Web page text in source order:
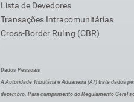
Lista de Devedores
Transações Intracomunitárias
Cross-Border Ruling (CBR)
Dados Pessoais
A Autoridade Tributária e Aduaneira (AT) trata dados
dezembro. Para cumprimento do Regulamento Geral